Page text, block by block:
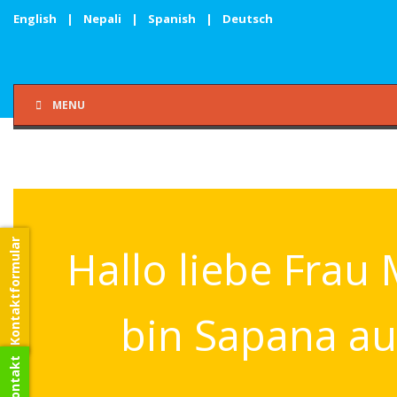
English | Nepali | Spanish | Deutsch
MENU
Hallo liebe Frau
bin Sapana
Kontaktformular